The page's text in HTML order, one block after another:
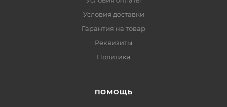
Условия доставки
Гарантия на товар
Реквизиты
Политика
ПОМОЩЬ